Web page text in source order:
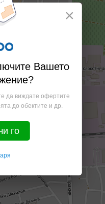
×
Вашето
да виждате офертите
до обектите и др.
го